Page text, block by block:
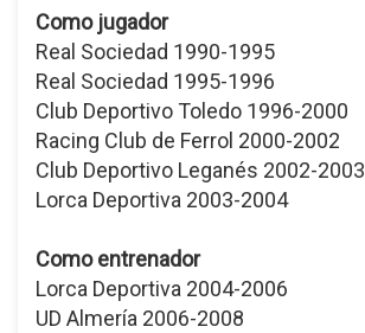
Como jugador
Real Sociedad 1990-1995
Real Sociedad 1995-1996
Club Deportivo Toledo 1996-2000
Racing Club de Ferrol 2000-2002
Club Deportivo Leganés 2002-2003
Lorca Deportiva 2003-2004
Como entrenador
Lorca Deportiva 2004-2006
UD Almería 2006-2008